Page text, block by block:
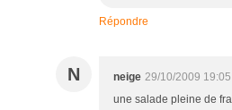
Répondre
N neige 29/10/2009 19:05
une salade pleine de